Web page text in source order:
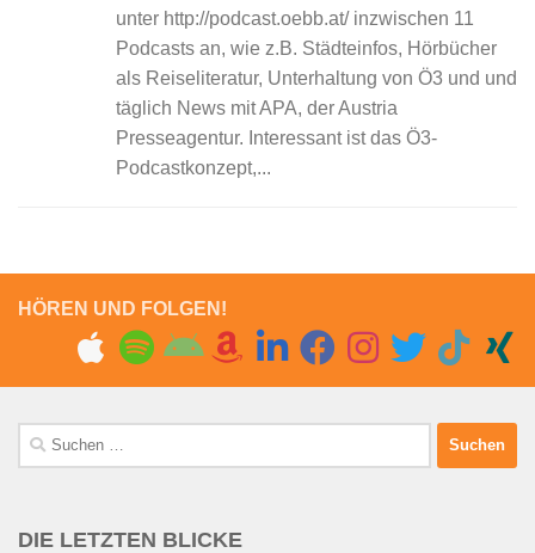
unter http://podcast.oebb.at/ inzwischen 11
Podcasts an, wie z.B. Städteinfos, Hörbücher
als Reiseliteratur, Unterhaltung von Ö3 und und
täglich News mit APA, der Austria
Presseagentur. Interessant ist das Ö3-
Podcastkonzept,...
HÖREN UND FOLGEN!
Suchen
nach:
DIE LETZTEN BLICKE